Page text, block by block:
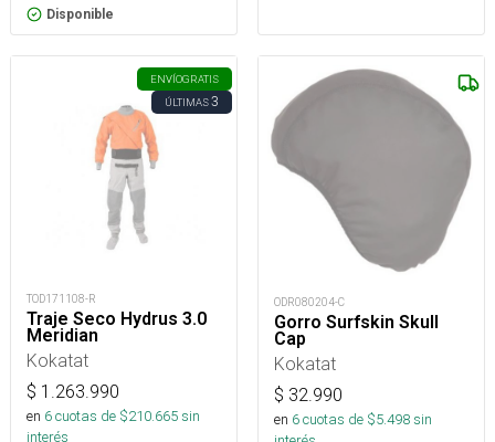
Disponible
ENVÍOGRATIS
ÚLTIMAS3
TOD171108-R
Traje Seco Hydrus 3.0
Meridian
Kokatat
$ 1.263.990
en 6cuotas de $210.665sin
interés
ODR080204-C
Gorro Surfskin Skull
Cap
Kokatat
$ 32.990
en 6cuotas de $5.498sin